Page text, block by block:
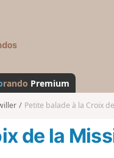
s
a
n
d
rando Premium
Petite balade à la Croix
de la